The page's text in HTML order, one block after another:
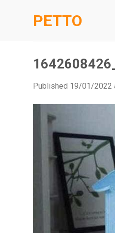
PETTO
Published 19/01/2022